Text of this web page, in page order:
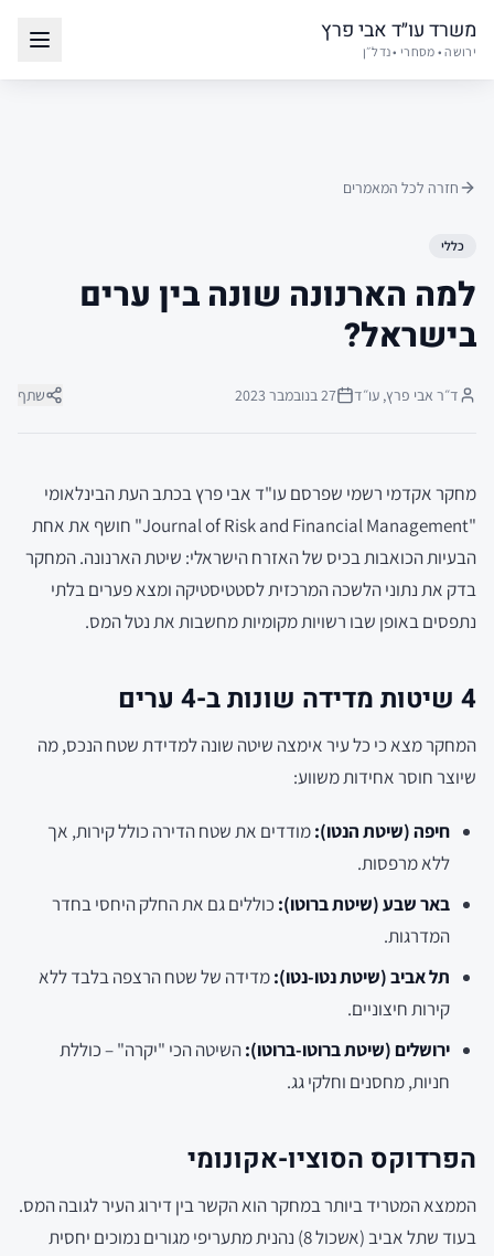
משרד עו״ד אבי פרץ
ירושה • מסחרי • נדל״ן
חזרה לכל המאמרים
כללי
למה הארנונה שונה בין ערים
בישראל?
ד״ר אבי פרץ, עו״ד 27 בנובמבר 2023 שתף
מחקר אקדמי רשמי שפרסם עו"ד אבי פרץ בכתב העת הבינלאומי
"Journal of Risk and Financial Management" חושף את אחת
הבעיות הכואבות בכיס של האזרח הישראלי: שיטת הארנונה. המחקר
בדק את נתוני הלשכה המרכזית לסטטיסטיקה ומצא פערים בלתי
נתפסים באופן שבו רשויות מקומיות מחשבות את נטל המס.
4 שיטות מדידה שונות ב-4 ערים
המחקר מצא כי כל עיר אימצה שיטה שונה למדידת שטח הנכס, מה
שיוצר חוסר אחידות משווע:
חיפה (שיטת הנטו):מודדים את שטח הדירה כולל קירות, אך
ללא מרפסות.
באר שבע (שיטת ברוטו): כוללים גם את החלק היחסי בחדר
המדרגות.
תל אביב (שיטת נטו-נטו):מדידה של שטח הרצפה בלבד ללא
קירות חיצוניים.
ירושלים (שיטת ברוטו-ברוטו):השיטה הכי "יקרה" – כוללת
חניות, מחסנים וחלקי גג.
הפרדוקס הסוציו-אקונומי
הממצא המטריד ביותר במחקר הוא הקשר בין דירוג העיר לגובה המס.
בעוד שתל אביב (אשכול 8) נהנית מתעריפי מגורים נמוכים יחסית